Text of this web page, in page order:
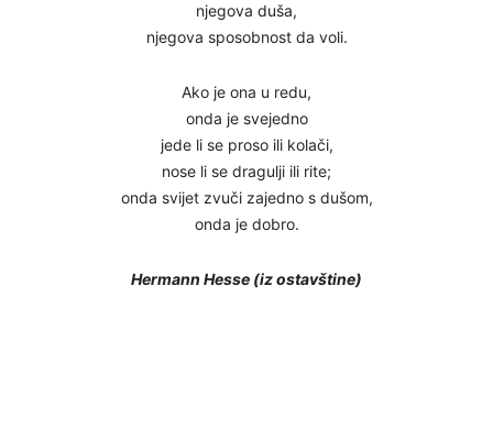
njegova duša,
njegova sposobnost da voli.
Ako je ona u redu,
onda je svejedno
jede li se proso ili kolači,
nose li se dragulji ili rite;
onda svijet zvuči zajedno s dušom,
onda je dobro.
Hermann Hesse (iz ostavštine)